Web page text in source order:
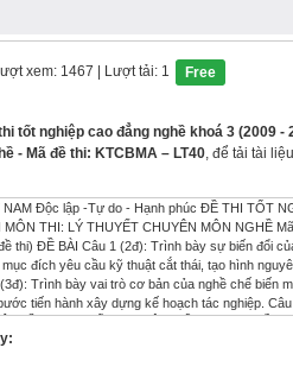
xem: 1467 | Lượt tải: 1 Free
tốt nghiệp cao đẳng nghề khoá 3 (2009 -
- Mã đề thi: KTCBMA – LT40, để tải tài
Độc lập -Tự do - Hạnh phúc ĐỀ THI TỐT
THI: LÝ THUYẾT CHUYÊN MÔN NGHỀ
thi) ĐỀ BÀI Câu 1 (2đ): Trình bày sự biến đổi
đích yêu cầu kỹ thuật cắt thái, tạo hình
Trình bày vai trò cơ bản của nghề chế biến
tiến hành xây dựng kế hoạch tác nghiệp.